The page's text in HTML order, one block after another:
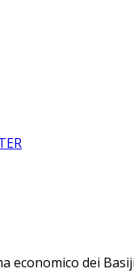
economico dei